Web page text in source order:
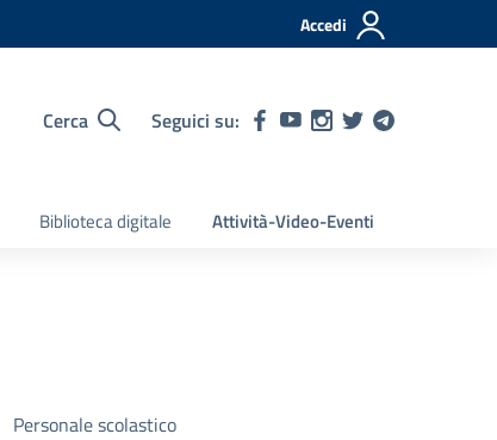
Accedi
Cerca Seguici su:
Biblioteca digitale Attività-Video-Eventi
Personale scolastico